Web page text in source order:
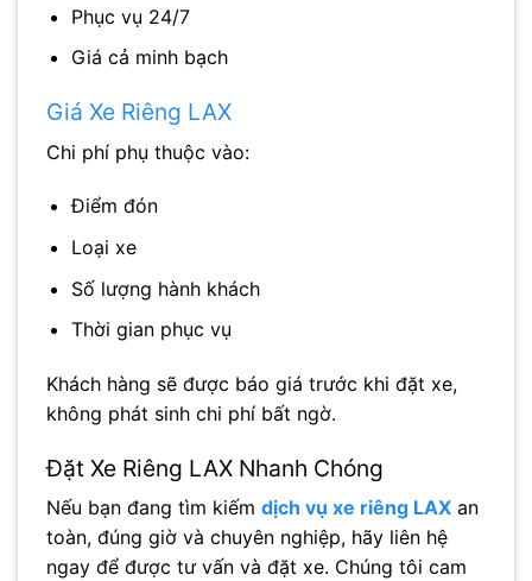
Phục vụ 24/7
Giá cả minh bạch
Giá Xe Riêng LAX
Chi phí phụ thuộc vào:
Điểm đón
Loại xe
Số lượng hành khách
Thời gian phục vụ
Khách hàng sẽ được báo giá trước khi đặt xe,
không phát sinh chi phí bất ngờ.
Đặt Xe Riêng LAX Nhanh Chóng
Nếu bạn đang tìm kiếm dịch vụ xe riêng LAX an
toàn, đúng giờ và chuyên nghiệp, hãy liên hệ
ngay để được tư vấn và đặt xe. Chúng tôi cam